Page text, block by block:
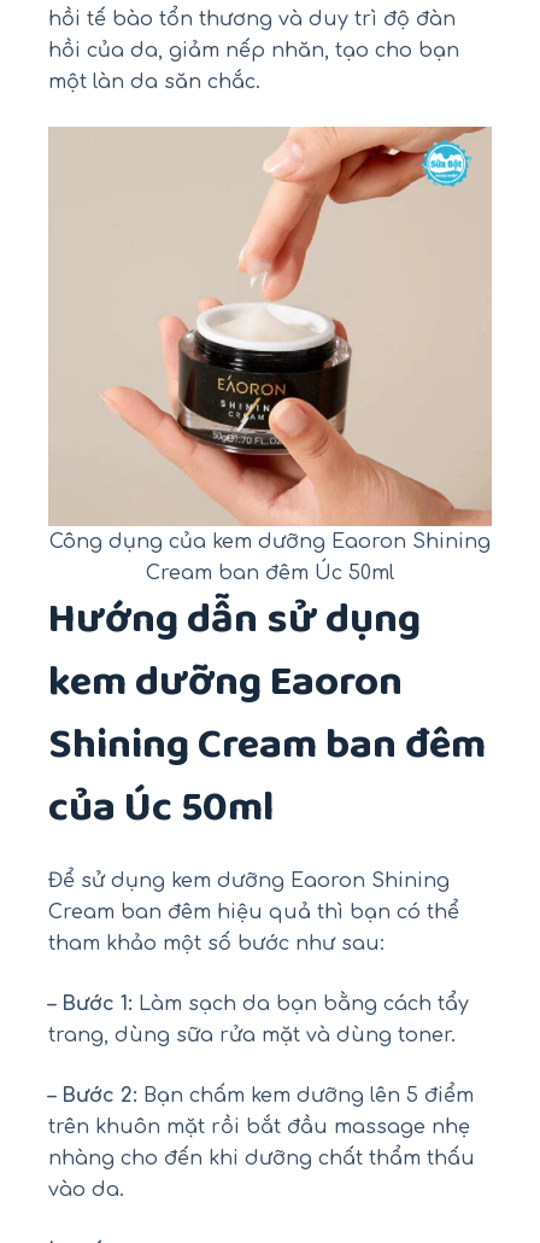
hồi tế bào tổn thương và duy trì độ đàn
hồi của da, giảm nếp nhăn, tạo cho bạn
một làn da săn chắc.
Công dụng của kem dưỡng Eaoron Shining
Cream ban đêm Úc 50ml
Hướng dẫn sử dụng
kem dưỡng Eaoron
Shining Cream ban đêm
của Úc 50ml
Để sử dụng kem dưỡng Eaoron Shining
Cream ban đêm hiệu quả thì bạn có thể
tham khảo một số bước như sau:
– Bước 1: Làm sạch da bạn bằng cách tẩy
trang, dùng sữa rửa mặt và dùng toner.
– Bước 2: Bạn chấm kem dưỡng lên 5 điểm
trên khuôn mặt rồi bắt đầu massage nhẹ
nhàng cho đến khi dưỡng chất thẩm thấu
vào da.